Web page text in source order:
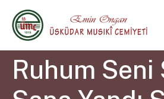
Ruhum Seni